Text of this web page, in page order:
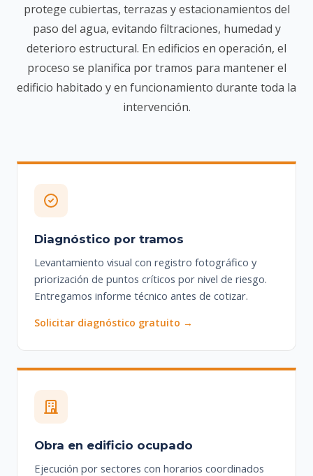
protege cubiertas, terrazas y estacionamientos del
paso del agua, evitando filtraciones, humedad y
deterioro estructural. En edificios en operación, el
proceso se planifica por tramos para mantener el
edificio habitado y en funcionamiento durante toda la
intervención.
Diagnóstico por tramos
Levantamiento visual con registro fotográfico y
priorización de puntos críticos por nivel de riesgo.
Entregamos informe técnico antes de cotizar.
Solicitar diagnóstico gratuito →
Obra en edificio ocupado
Ejecución por sectores con horarios coordinados